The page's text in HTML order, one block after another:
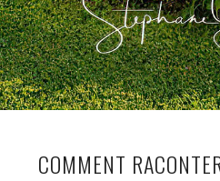
COMMENT